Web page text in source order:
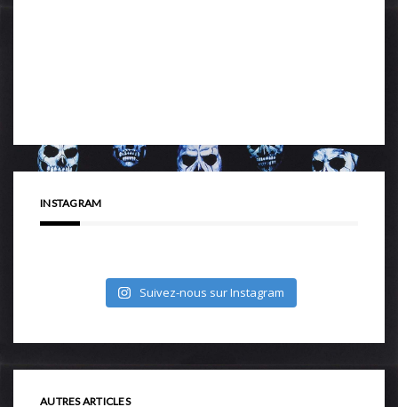
INSTAGRAM
Suivez-nous sur Instagram
AUTRES ARTICLES